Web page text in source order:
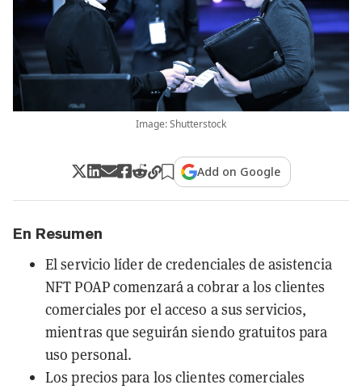
Image: Shutterstock
Add on Google
En Resumen
El servicio líder de credenciales de asistencia
NFT POAP comenzará a cobrar a los clientes
comerciales por el acceso a sus servicios,
mientras que seguirán siendo gratuitos para
uso personal.
Los precios para los clientes comerciales